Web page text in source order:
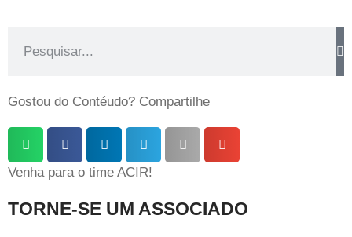
Gostou do Contéudo? Compartilhe
Venha para o time ACIR!
TORNE-SE UM ASSOCIADO